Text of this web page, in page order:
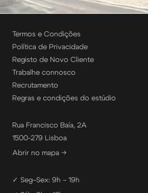
Termos e Condições
Política de Privacidade
Registo de Novo Cliente
Trabalhe connosco
Recrutamento
Regras e condições do estúdio
Rua Francisco Baía, 2A
1500-279 Lisboa
Abrir no mapa →
✓ Seg–Sex: 9h – 19h